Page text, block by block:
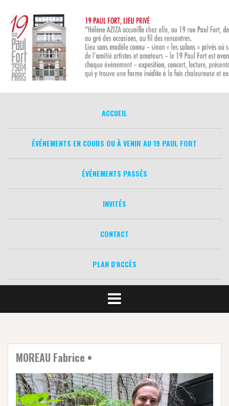
contenu
ACCUEIL
ÉVÉNEMENTS EN COURS OU À VENIR AU 19 PAUL FORT
ÉVÉNEMENTS PASSÉS
INVITÉS
CONTACT
PLAN D’ACCÈS
MOREAU Fabrice •